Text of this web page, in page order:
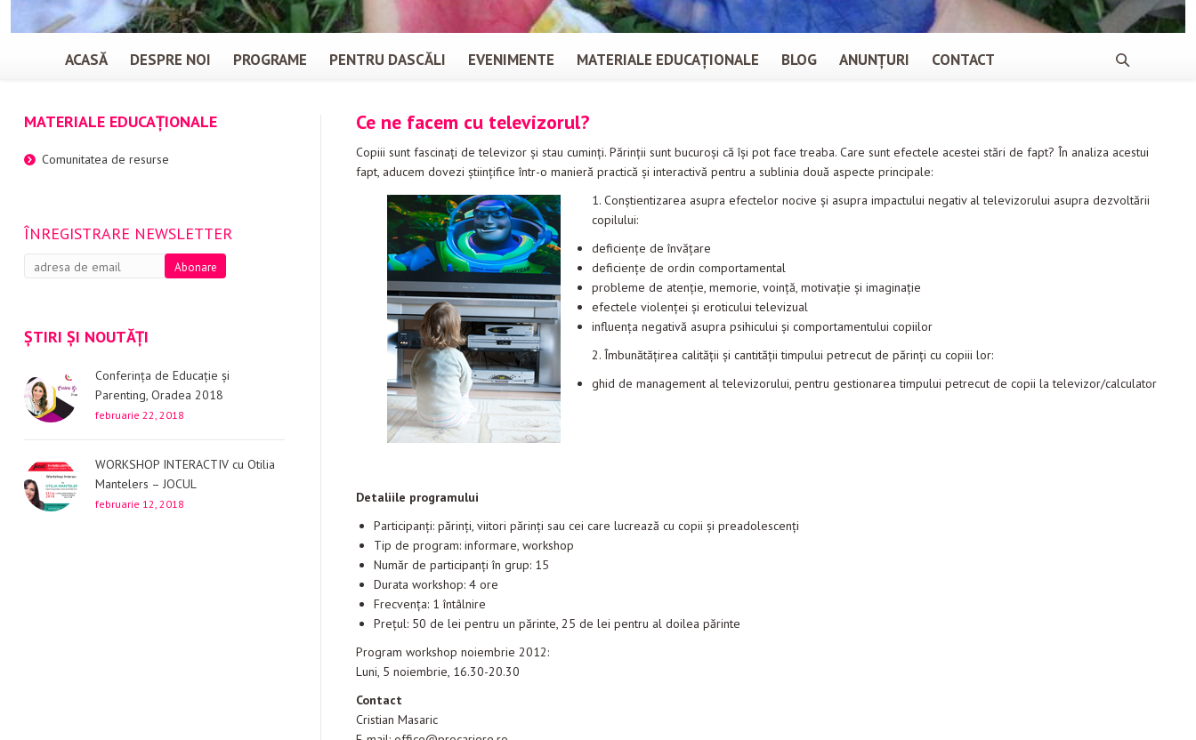
ACASĂ DESPRE NOI PROGRAME PENTRU DASCĂLI EVENIMENTE MATERIALE EDUCAȚIONALE BLOG ANUNȚURI CONTACT
Ce ne facem cu televizorul?
Copiii sunt fascinaţi de televizor şi stau cuminţi. Părinţii sunt bucuroşi că îşi pot face treaba. Care sunt efectele acestei stări de fapt? În analiza acestui
fapt, aducem dovezi ştiinţifice într-o manieră practică şi interactivă pentru a sublinia două aspecte principale:
1. Conştientizarea asupra efectelor nocive şi asupra impactului negativ al televizorului asupra dezvoltării
copilului:
deficienţe de învăţare
deficienţe de ordin comportamental
probleme de atenţie, memorie, voinţă, motivaţie şi imaginaţie
efectele violenţei şi eroticului televizual
influenţa negativă asupra psihicului şi comportamentului copiilor
2. Îmbunătăţirea calităţii şi cantităţii timpului petrecut de părinţi cu copiii lor:
ghid de management al televizorului, pentru gestionarea timpului petrecut de copii la televizor/calculator
Detaliile programului
Participanţi: părinţi, viitori părinţi sau cei care lucrează cu copii şi preadolescenţi
Tip de program: informare, workshop
Număr de participanţi în grup: 15
Durata workshop: 4 ore
Frecvența: 1 întâlnire
Prețul: 50 de lei pentru un părinte, 25 de lei pentru al doilea părinte
Program workshop noiembrie 2012:
Luni, 5 noiembrie, 16.30-20.30
Contact
Cristian Masaric
MATERIALE EDUCAȚIONALE
Comunitatea de resurse
ÎNREGISTRARE NEWSLETTER
ȘTIRI ȘI NOUTĂȚI
Conferința de Educație și
Parenting, Oradea 2018
februarie 22, 2018
WORKSHOP INTERACTIV cu Otilia
Mantelers – JOCUL
februarie 12, 2018